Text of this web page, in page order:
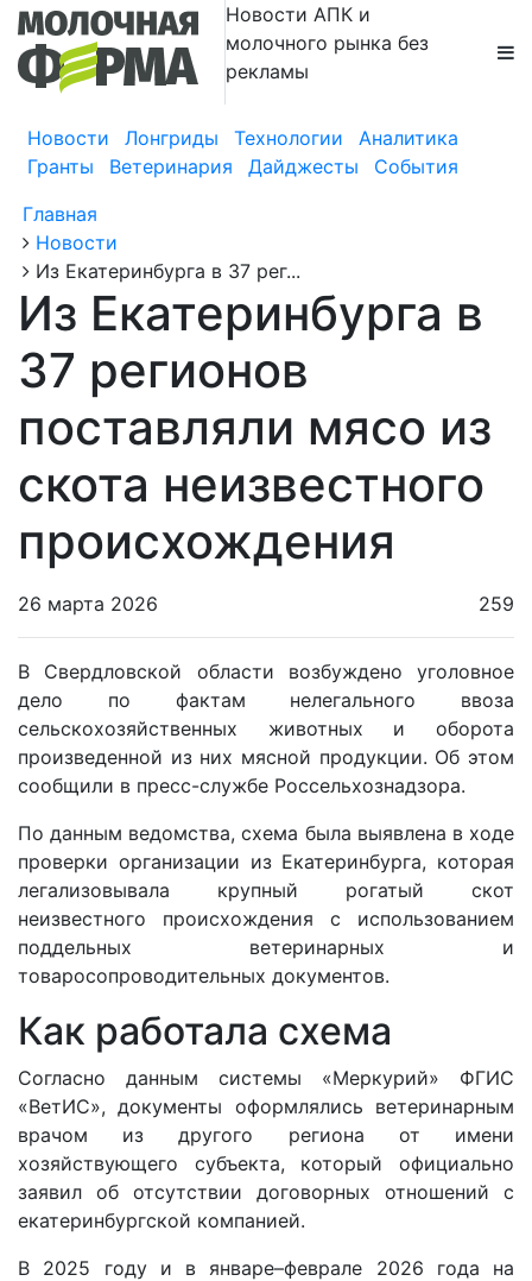
Новости АПК и
молочного рынка без
рекламы
Новости Лонгриды Технологии
Аналитика
Гранты
Ветеринария Дайджесты
События
Главная
Новости
Из Екатеринбурга в 37 рег...
Из Екатеринбурга в
37 регионов
поставляли мясо из
скота неизвестного
происхождения
26 марта 2026 259
В Свердловской области возбуждено уголовное
дело по фактам нелегального ввоза
сельскохозяйственных животных и оборота
произведенной из них мясной продукции. Об этом
сообщили в пресс-службе Россельхознадзора.
По данным ведомства, схема была выявлена в ходе
проверки организации из Екатеринбурга, которая
легализовывала крупный рогатый скот
неизвестного происхождения с использованием
поддельных ветеринарных и
товаросопроводительных документов.
Как работала схема
Согласно данным системы «Меркурий» ФГИС
«ВетИС», документы оформлялись ветеринарным
врачом из другого региона от имени
хозяйствующего субъекта, который официально
заявил об отсутствии договорных отношений с
екатеринбургской компанией.
В 2025 году и в январе–феврале 2026 года на